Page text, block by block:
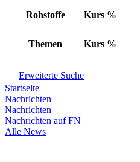
Rohstoffe Kurs %
Themen Kurs %
Erweiterte Suche
Startseite
Nachrichten
Nachrichten
Nachrichten auf FN
Alle News